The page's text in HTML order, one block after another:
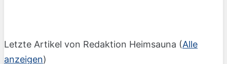
Letzte Artikel von Redaktion Heimsauna (Alle
anzeigen)